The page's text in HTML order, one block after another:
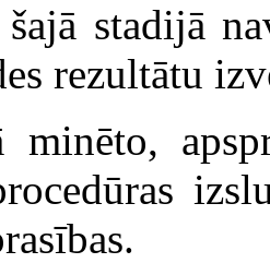
šajā stadijā
rezultātu
minēto,